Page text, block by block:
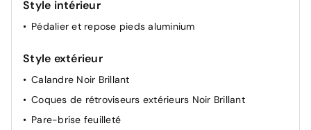
Pare-brise acoustique
Plancher de coffre modulable à 2 positions
Rétroviseurs extérieurs électriques dégivrants
Sélecteur de mode de conduite
Sièges AV chauffants
Suspension Citroen Advanced Comfort
Style intérieur
Pédalier et repose pieds aluminium
Style extérieur
Calandre Noir Brillant
Coques de rétroviseurs extérieurs Noir Brillant
Pare-brise feuilleté